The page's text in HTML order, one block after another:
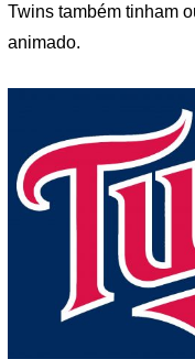
Twins também tinham
animado.